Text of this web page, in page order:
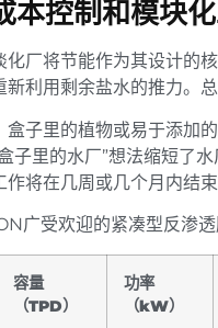
本控制和模块
化厂将节能作为其设计的
新利用剩余盐水的推力。
盒子里的植物或易于添加
子里的水厂”想法缩短了
将在几周或几个月内结束
广受欢迎的紧凑型反渗透
容量
（TPD）
功率
（kW）